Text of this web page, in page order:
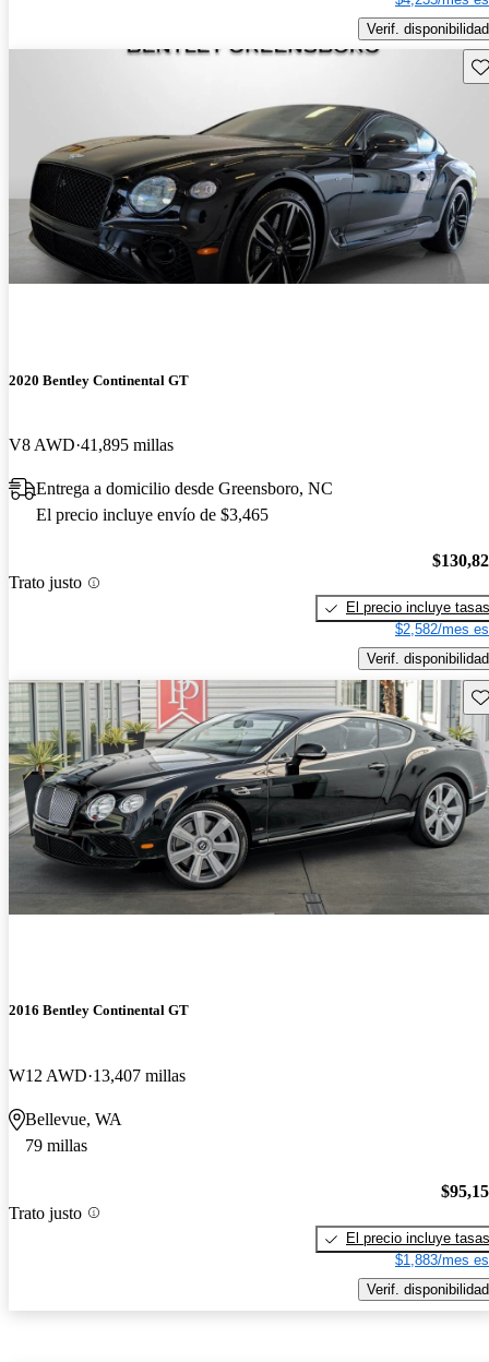
Verif. disponibilidad
2020 Bentley Continental GT
V8 AWD 41,895 millas
Entrega a domicilio desde Greensboro, NC
El precio incluye envío de $3,465
Trato justo
El precio incluye tasas
$2,582/mes
Verif. disponibilidad
2016 Bentley Continental GT
W12 AWD 13,407 millas
Bellevue, WA
79 millas
Trato justo
El precio incluye tasas
$1,883/mes
Verif. disponibilidad